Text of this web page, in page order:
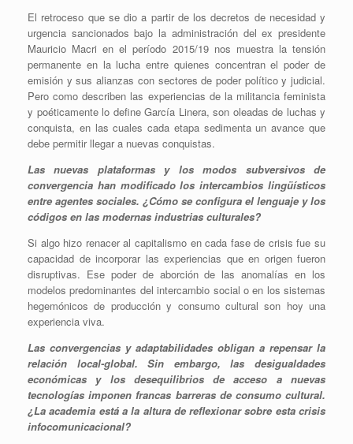
El retroceso que se dio a partir de los decretos de necesidad y
urgencia sancionados bajo la administración del ex presidente
Mauricio Macri en el período 2015/19 nos muestra la tensión
permanente en la lucha entre quienes concentran el poder de
emisión y sus alianzas con sectores de poder político y judicial.
Pero como describen las experiencias de la militancia feminista
y poéticamente lo define García Linera, son oleadas de luchas y
conquista, en las cuales cada etapa sedimenta un avance que
debe permitir llegar a nuevas conquistas.
Las nuevas plataformas y los modos subversivos de
convergencia han modificado los intercambios lingüísticos
entre agentes sociales. ¿Cómo se configura el lenguaje y los
códigos en las modernas industrias culturales?
Si algo hizo renacer al capitalismo en cada fase de crisis fue su
capacidad de incorporar las experiencias que en origen fueron
disruptivas. Ese poder de aborción de las anomalías en los
modelos predominantes del intercambio social o en los sistemas
hegemónicos de producción y consumo cultural son hoy una
experiencia viva.
Las convergencias y adaptabilidades obligan a repensar la
relación local-global. Sin embargo, las desigualdades
económicas y los desequilibrios de acceso a nuevas
tecnologías imponen francas barreras de consumo cultural.
¿La academia está a la altura de reflexionar sobre esta crisis
infocomunicacional?